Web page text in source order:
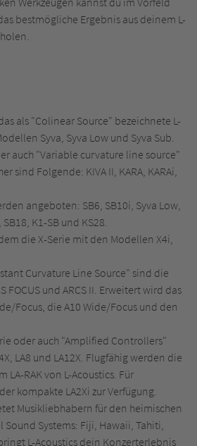
bestmögliche Ergebnis aus deinem L-
als "Colinear Source" bezeichnete L-
Syva, Syva Low und Syva Sub.
auch "Variable curvature line source"
sind Folgende: KIVA II, KARA, KARAi,
angeboten: SB6, SB10i, Syva Low,
K1-SB und KS28.
die X-Serie mit den Modellen X4i,
Curvature Line Source" sind die
FOCUS und ARCS II. Erweitert wird das
Focus, die A10 Wide/Focus und den
oder auch "Amplified Controllers"
LA8 und LA12X. Flugfähig werden die
LA-RAK von L-Acoustics. Für
kompakte LA2Xi zur Verfügung.
Musikliebhabern für den heimischen
Systems: Fiji, Hawaii, Tahiti,
L-Acoustics dein Konzerterlebnis